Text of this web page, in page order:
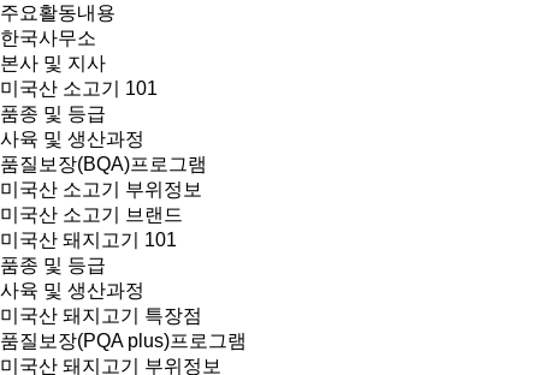
주요활동내용
한국사무소
본사 및 지사
미국산 소고기 101
품종 및 등급
사육 및 생산과정
품질보장(BQA)프로그램
미국산 소고기 부위정보
미국산 소고기 브랜드
미국산 돼지고기 101
품종 및 등급
사육 및 생산과정
미국산 돼지고기 특장점
품질보장(PQA plus)프로그램
미국산 돼지고기 부위정보